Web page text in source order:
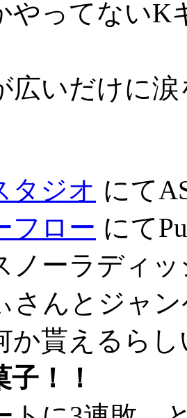
やってないK
広いだけに
タジオ にて
フロー にて
ノーラディ
さんとジャ
か貰えるら
！！